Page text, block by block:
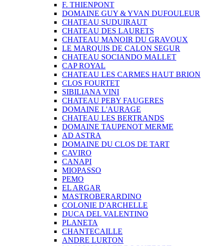
F. THIENPONT
DOMAINE GUY & YVAN DUFOULEUR
CHATEAU SUDUIRAUT
CHATEAU DES LAURETS
CHATEAU MANOIR DU GRAVOUX
LE MARQUIS DE CALON SEGUR
CHATEAU SOCIANDO MALLET
CAP ROYAL
CHATEAU LES CARMES HAUT BRION
CLOS FOURTET
SIBILIANA VINI
CHATEAU PEBY FAUGERES
DOMAINE L'AURAGE
CHATEAU LES BERTRANDS
DOMAINE TAUPENOT MERME
AD ASTRA
DOMAINE DU CLOS DE TART
CAVIRO
CANAPI
MIOPASSO
PEMO
EL ARGAR
MASTROBERARDINO
COLONIE D'ARCHELLE
DUCA DEL VALENTINO
PLANETA
CHANTECAILLE
ANDRE LURTON